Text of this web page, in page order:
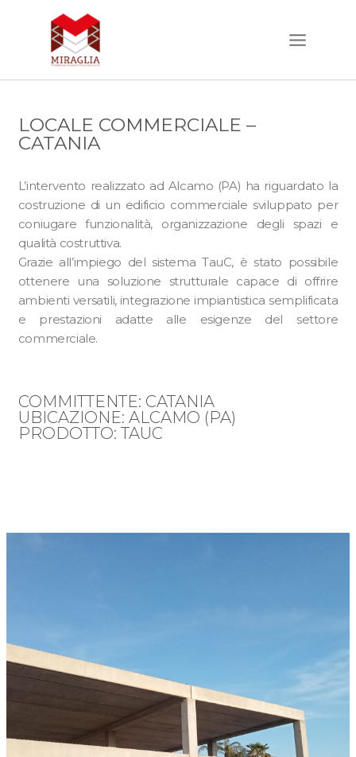
contenuto
LOCALE COMMERCIALE –
CATANIA
L’intervento realizzato ad Alcamo (PA) ha riguardato la
costruzione di un edificio commerciale sviluppato per
coniugare funzionalità, organizzazione degli spazi e
qualità costruttiva.
Grazie all’impiego del sistema TauC, è stato possibile
ottenere una soluzione strutturale capace di offrire
ambienti versatili, integrazione impiantistica semplificata
e prestazioni adatte alle esigenze del settore
commerciale.
COMMITTENTE: CATANIA
UBICAZIONE: ALCAMO (PA)
PRODOTTO: TAUC